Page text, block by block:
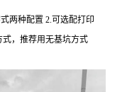
两种配置 2.可选配打印
，推荐用无基坑方式